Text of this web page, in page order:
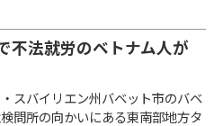
不法就労のベトナム人が
スバイリエン州バベット市のバベ
問所の向かいにある東南部地方タ